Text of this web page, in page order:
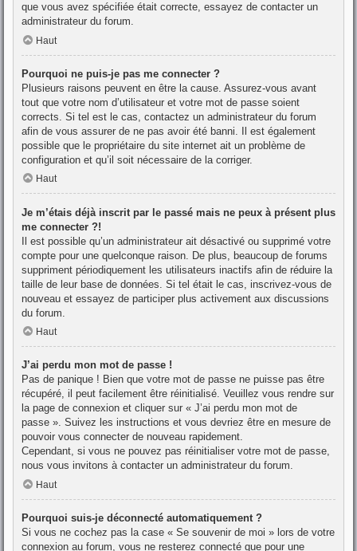
que vous avez spécifiée était correcte, essayez de contacter un
administrateur du forum.
Haut
Pourquoi ne puis-je pas me connecter ?
Plusieurs raisons peuvent en être la cause. Assurez-vous avant
tout que votre nom d’utilisateur et votre mot de passe soient
corrects. Si tel est le cas, contactez un administrateur du forum
afin de vous assurer de ne pas avoir été banni. Il est également
possible que le propriétaire du site internet ait un problème de
configuration et qu’il soit nécessaire de la corriger.
Haut
Je m’étais déjà inscrit par le passé mais ne peux à présent plus
me connecter ?!
Il est possible qu’un administrateur ait désactivé ou supprimé votre
compte pour une quelconque raison. De plus, beaucoup de forums
suppriment périodiquement les utilisateurs inactifs afin de réduire la
taille de leur base de données. Si tel était le cas, inscrivez-vous de
nouveau et essayez de participer plus activement aux discussions
du forum.
Haut
J’ai perdu mon mot de passe !
Pas de panique ! Bien que votre mot de passe ne puisse pas être
récupéré, il peut facilement être réinitialisé. Veuillez vous rendre sur
la page de connexion et cliquer sur « J’ai perdu mon mot de
passe ». Suivez les instructions et vous devriez être en mesure de
pouvoir vous connecter de nouveau rapidement.
Cependant, si vous ne pouvez pas réinitialiser votre mot de passe,
nous vous invitons à contacter un administrateur du forum.
Haut
Pourquoi suis-je déconnecté automatiquement ?
Si vous ne cochez pas la case « Se souvenir de moi » lors de votre
connexion au forum, vous ne resterez connecté que pour une